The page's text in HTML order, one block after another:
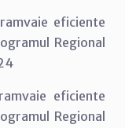
eficiente
Regional
eficiente
Regional